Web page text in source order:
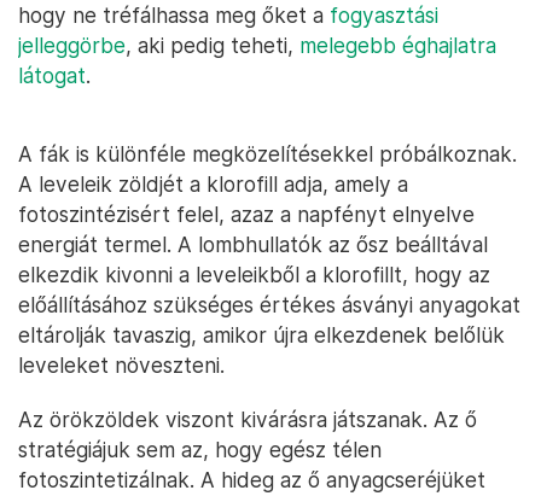
hogy ne tréfálhassa meg őket a fogyasztási
jelleggörbe, aki pedig teheti, melegebb éghajlatra
látogat.
A fák is különféle megközelítésekkel próbálkoznak.
A leveleik zöldjét a klorofill adja, amely a
fotoszintézisért felel, azaz a napfényt elnyelve
energiát termel. A lombhullatók az ősz beálltával
elkezdik kivonni a leveleikből a klorofillt, hogy az
előállításához szükséges értékes ásványi anyagokat
eltárolják tavaszig, amikor újra elkezdenek belőlük
leveleket növeszteni.
Az örökzöldek viszont kivárásra játszanak. Az ő
stratégiájuk sem az, hogy egész télen
fotoszintetizálnak. A hideg az ő anyagcseréjüket